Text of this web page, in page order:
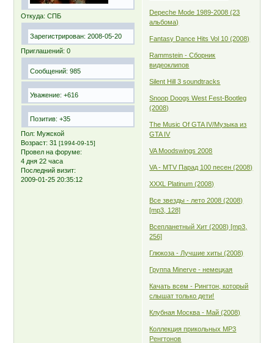
Откуда: СПБ
Зарегистрирован: 2008-05-20
Приглашений: 0
Сообщений: 985
Уважение: +616
Позитив: +35
Пол: Мужской
Возраст: 31[1994-09-15]
Провел на форуме:
4 дня 22 часа
Последний визит:
2009-01-25 20:35:12
Depeche Mode 1989-2008 (23
альбома)
Fantasy Dance Hits Vol 10 (2008)
Rammstein - Сборник
видеоклипов
Silent Hill 3 soundtracks
Snoop Doogs West Fest-Bootleg
(2008)
The Music Of GTA IV/Музыка из
GTA IV
VA Moodswings 2008
VA - MTV Парад 100 песен (2008)
XXXL Platinum (2008)
Все звезды - лето 2008 (2008)
[mp3, 128]
Всепланетный Хит (2008) [mp3,
256]
Глюкоза - Лучшие хиты (2008)
Группа Minerve - немецкая
Качать всем - Рингтон, который
слышат только дети!
Клубная Москва - Май (2008)
Коллекция прикольных MP3
Ренгтонов